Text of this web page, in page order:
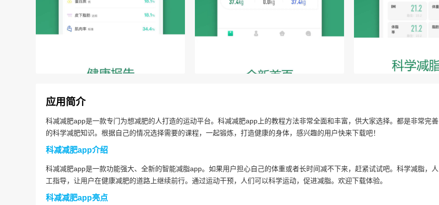
应用简介
科减减肥app是一款专门为想减肥的人打造的运动平台。科减减肥app上的教程方法非常全面和丰富，供大家选择。都是非常完善
的科学减肥知识。根据自己的情况选择需要的课程，一起锻炼，打造健康的身体，感兴趣的用户快来下载吧！
科减减肥app介绍
科减减肥app是一款功能强大、全新的智能减脂app。如果用户担心自己的体重或者长时间减不下来，赶紧试试吧。科学减脂，人
工指导，让用户在健康减肥的道路上继续前行。通过运动干预，人们可以科学运动，促进减脂。欢迎下载体验。
科减减肥app亮点